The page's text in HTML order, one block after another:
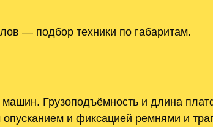
— подбор техники по габаритам.
машин. Грузоподъёмность и длина
опусканием и фиксацией ремнями и